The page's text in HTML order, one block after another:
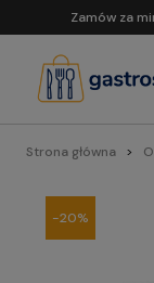
Zamów za
Strona główna
-20%